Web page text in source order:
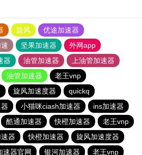
旋风
优途加速器
坚果加速器
外网app
器 油管加速器
上油管加速器
油管加速器
老王vnp
旋风加速度器
quickq
小猫咪ciash加速器
ins加速器
酷通加速器 快橙加速器
老王vnp
器 快橙加速器
旋风加速度器
速器官网 银河加速器 老王vnp